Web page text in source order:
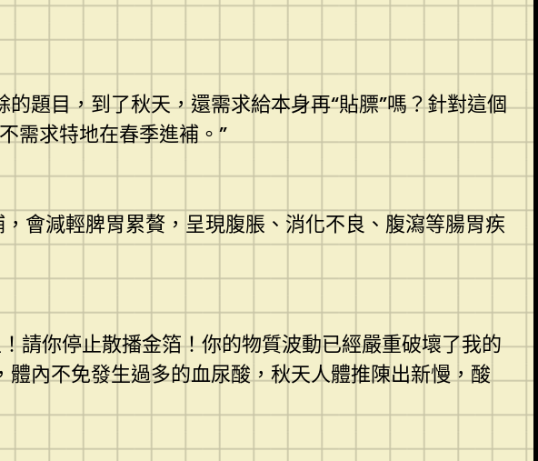
題目，到了秋天，還需求給本身再“貼膘”嗎？針對這個
需求特地在春季進補。”
減輕脾胃累贅，呈現腹脹、消化不良、腹瀉等腸胃疾
請你停止散播金箔！你的物質波動已經嚴重破壞了我的
內不免發生過多的血尿酸，秋天人體推陳出新慢，酸